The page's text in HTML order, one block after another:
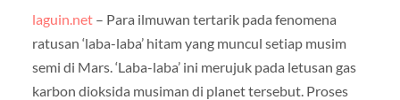
laguin.net– Para ilmuwan tertarik pada fenomena
ratusan ‘laba-laba’ hitam yang muncul setiap musim
semi di Mars. ‘Laba-laba’ ini merujuk pada letusan gas
karbon dioksida musiman di planet tersebut. Proses